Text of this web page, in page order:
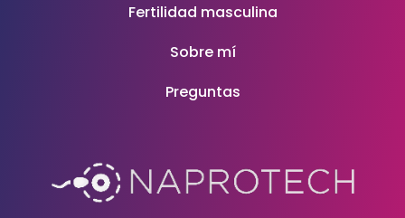
Fertilidad masculina
Sobre mí
Preguntas